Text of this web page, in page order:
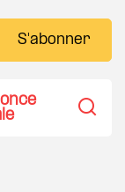
S'abonner